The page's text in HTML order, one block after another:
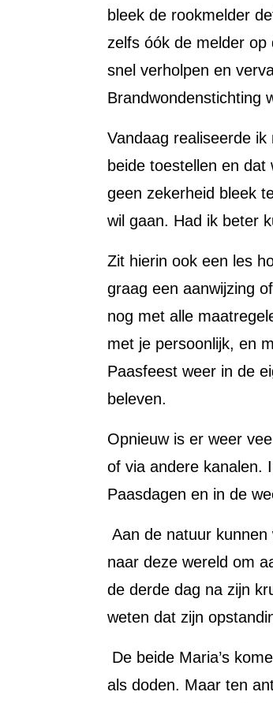
bleek de rookmelder
zelfs óók de melder
snel verholpen en
Brandwondenstichting
Vandaag realiseerde
beide toestellen en dat
geen zekerheid bleek
wil gaan. Had ik beter
Zit hierin ook een les
graag een aanwijzing
nog met alle
met je persoonlijk, en
Paasfeest weer in de
beleven.
Opnieuw is er weer
of via andere kanalen.
Paasdagen en in de
Aan de natuur
naar deze wereld om
de derde dag na zijn
weten dat zijn
De beide Maria’s
als doden. Maar ten